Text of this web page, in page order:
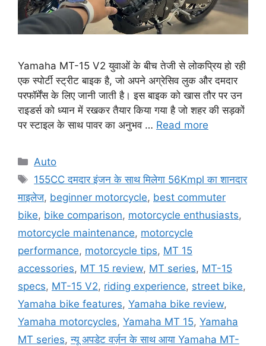
Yamaha MT-15 V2 युवाओं के बीच तेजी से लोकप्रिय हो रही
एक स्पोर्टी स्ट्रीट बाइक है, जो अपने अग्रेसिव लुक और दमदार
परफॉर्मेंस के लिए जानी जाती है। इस बाइक को खास तौर पर उन
राइडर्स को ध्यान में रखकर तैयार किया गया है जो शहर की सड़कों
पर स्टाइल के साथ पावर का अनुभव … Read more
Categories
Auto
Tags
155CC दमदार इंजन के साथ मिलेगा 56Kmpl का शानदार
माइलेज, beginner motorcycle, best commuter
bike, bike comparison, motorcycle enthusiasts,
motorcycle maintenance, motorcycle
performance, motorcycle tips, MT 15
accessories, MT 15 review, MT series, MT-15
specs, MT-15 V2, riding experience, street bike,
Yamaha bike features, Yamaha bike review,
Yamaha motorcycles, Yamaha MT 15, Yamaha
MT series,न्यू अपडेट वर्ज़न के साथ आया Yamaha MT-